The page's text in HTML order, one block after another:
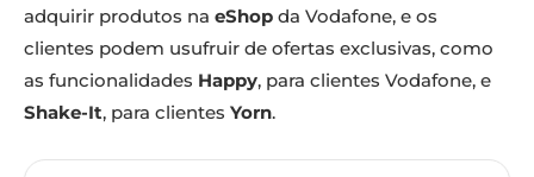
adquirir produtos na eShop da Vodafone, e os
clientes podem usufruir de ofertas exclusivas, como
as funcionalidades Happy, para clientes Vodafone, e
Shake-It, para clientes Yorn.